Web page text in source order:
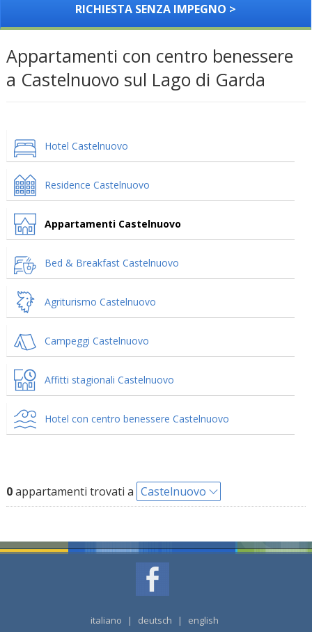
RICHIESTA SENZA IMPEGNO >
Appartamenti con centro benessere
a Castelnuovo sul Lago di Garda
Hotel Castelnuovo
Residence Castelnuovo
Appartamenti Castelnuovo
Bed & Breakfast Castelnuovo
Agriturismo Castelnuovo
Campeggi Castelnuovo
Affitti stagionali Castelnuovo
Hotel con centro benessere Castelnuovo
0appartamenti trovati a Castelnuovo
italiano | deutsch | english